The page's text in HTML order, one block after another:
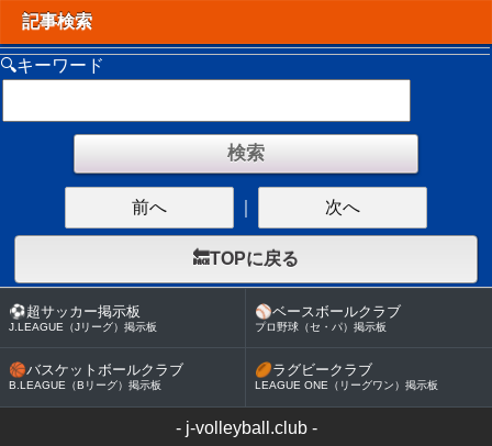
記事検索
🔍キーワード
前へ 次へ
🔙TOPに戻る
⚽超サッカー掲示板
J.LEAGUE（Jリーグ）掲示板
⚾ベースボールクラブ
プロ野球（セ・パ）掲示板
🏀バスケットボールクラブ
B.LEAGUE（Bリーグ）掲示板
🏉ラグビークラブ
LEAGUE ONE（リーグワン）掲示板
- j-volleyball.club-